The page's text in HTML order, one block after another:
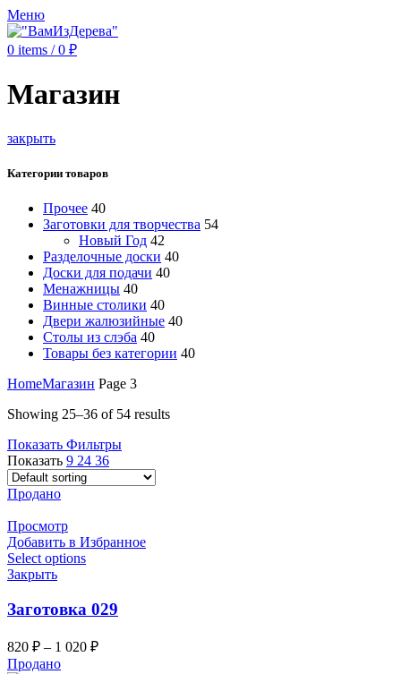
Меню
0 items / 0 ₽
Магазин
закрыть
Категории товаров
Прочее 40
Заготовки для творчества 54
Новый Год 42
Разделочные доски 40
Доски для подачи 40
Менажницы 40
Винные столики 40
Двери жалюзийные 40
Столы из слэба 40
Товары без категории 40
HomeМагазин Page 3
Showing 25–36 of 54 results
Показать Фильтры
Показать 9 24 36
Продано
Просмотр
Добавить в Избранное
Select options
Закрыть
Заготовка 029
820 ₽ – 1 020 ₽
Продано